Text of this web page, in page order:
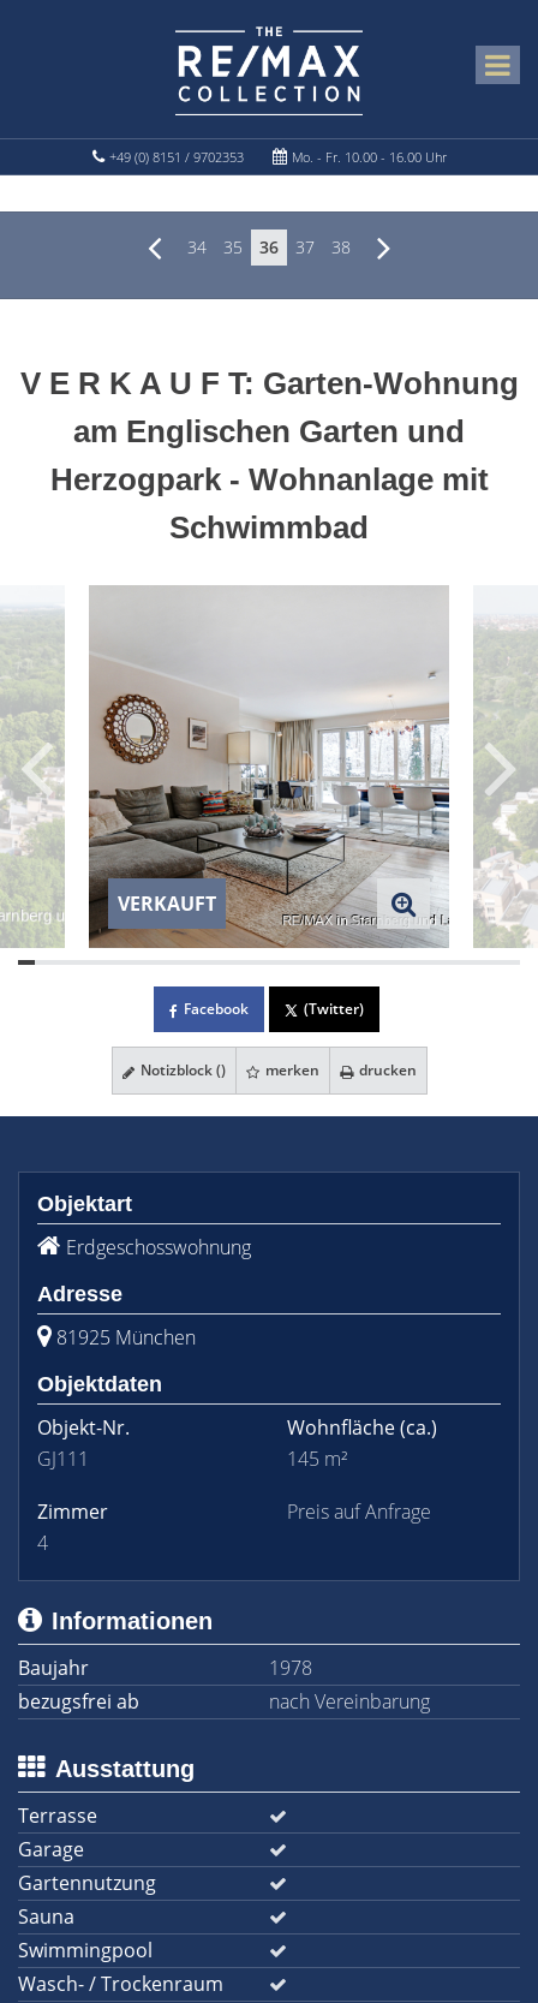
+49 (0) 8151 / 9702353 Mo. - Fr. 10.00 - 16.00 Uhr
34 35 36 37 38
V E R K A U F T: Garten-Wohnung
am Englischen Garten und
Herzogpark - Wohnanlage mit
Schwimmbad
VERKAUFT
Facebook (Twitter)
Notizblock () merken drucken
Objektart
Erdgeschosswohnung
Adresse
81925 München
Objektdaten
Objekt-Nr.
GJ111
Wohnfläche(ca.)
145 m²
Zimmer
4
Preis auf Anfrage
Informationen
Baujahr
1978
bezugsfrei ab
nach Vereinbarung
Ausstattung
Terrasse
Garage
Gartennutzung
Sauna
Swimmingpool
Wasch- / Trockenraum